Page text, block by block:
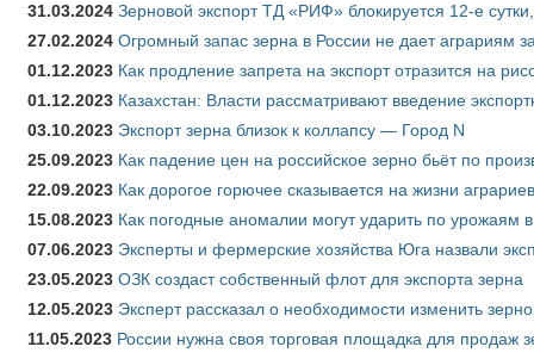
31.03.2024 Зерновой экспорт ТД «РИФ» блокируется 12-е
27.02.2024 Огромный запас зерна в России не дает аграриям
01.12.2023 Как продление запрета на экспорт отразится на
01.12.2023 Казахстан: Власти рассматривают введение
03.10.2023 Экспорт зерна близок к коллапсу — Город N
25.09.2023 Как падение цен на российское зерно бьёт по
22.09.2023 Как дорогое горючее сказывается на жизни аграриев
15.08.2023 Как погодные аномалии могут ударить по урожаям
07.06.2023 Эксперты и фермерские хозяйства Юга назвали
23.05.2023 ОЗК создаст собственный флот для экспорта зерна
12.05.2023 Эксперт рассказал о необходимости изменить
11.05.2023 России нужна своя торговая площадка для продаж